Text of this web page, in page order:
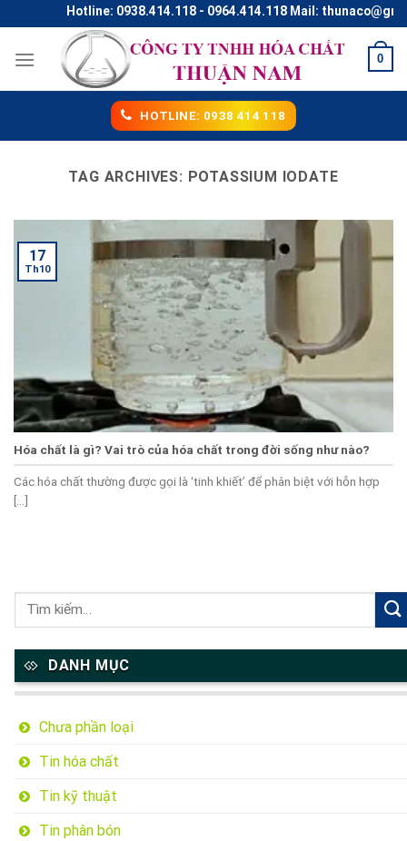
to
content
Hotline: 0938.414.118 - 0964.414.118 Mail:
0
HOTLINE: 0938 414 118
TAG ARCHIVES: POTASSIUM IODATE
Hóa chất là gì? Vai trò của hóa chất trong đời sống như nào?
Các hóa chất thường được gọi là ‘tinh khiết’ để phân biệt với hỗn hợp
[...]
17
Th10
DANH MỤC
Chưa phần loại
Tin hóa chất
Tin kỹ thuật
Tin phân bón